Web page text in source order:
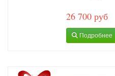
26 700 руб
Подробнее